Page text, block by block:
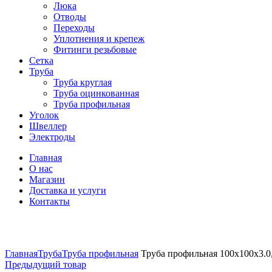
Люка
Отводы
Переходы
Уплотнения и крепеж
Фитинги резьбовые
Сетка
Труба
Труба круглая
Труба оцинкованная
Труба профильная
Уголок
Швеллер
Электроды
Главная
О нас
Магазин
Доставка и услуги
Контакты
ГлавнаяТрубаТруба профильная Труба профильная
Предыдущий товар